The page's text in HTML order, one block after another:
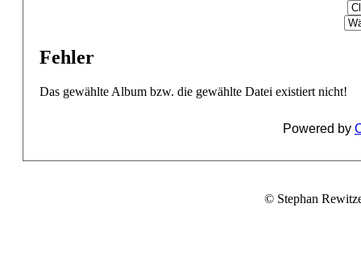
Fehler
Das gewählte Album bzw. die gewählte Datei existiert nicht!
Powered by
© Stephan